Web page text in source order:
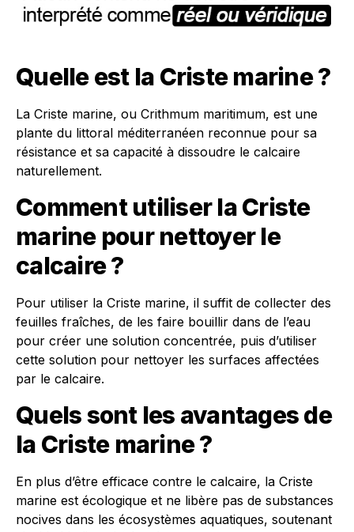
Quelle est la Criste marine ?
La Criste marine, ou Crithmum maritimum, est une
plante du littoral méditerranéen reconnue pour sa
résistance et sa capacité à dissoudre le calcaire
naturellement.
Comment utiliser la Criste
marine pour nettoyer le
calcaire ?
Pour utiliser la Criste marine, il suffit de collecter des
feuilles fraîches, de les faire bouillir dans de l’eau
pour créer une solution concentrée, puis d’utiliser
cette solution pour nettoyer les surfaces affectées
par le calcaire.
Quels sont les avantages de
la Criste marine ?
En plus d’être efficace contre le calcaire, la Criste
marine est écologique et ne libère pas de substances
nocives dans les écosystèmes aquatiques, soutenant